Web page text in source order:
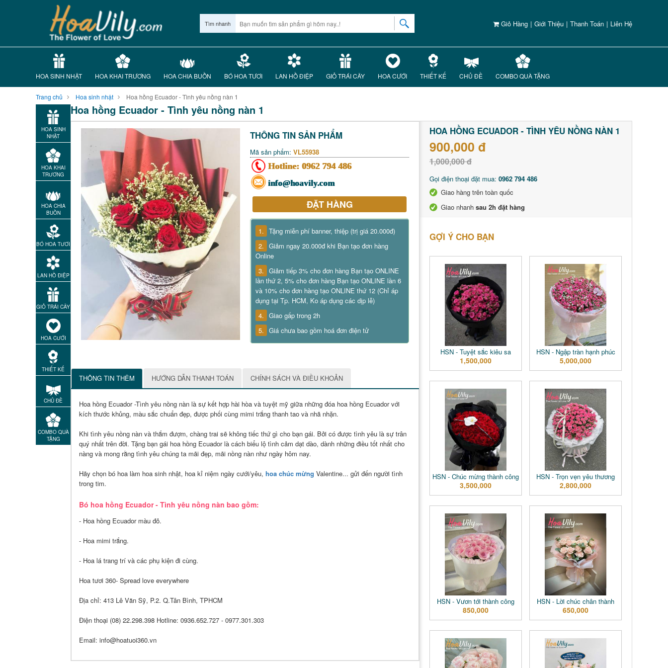
Giỏ Hàng | Giới Thiệu | Thanh Toán | Liên Hệ
Tìm nhanh
HOA SINH NHẬT HOA KHAI TRƯƠNG HOA CHIA BUỒN BÓ HOA TƯƠI LAN HỒ ĐIỆP GIỎ TRÁI CÂY HOA CƯỚI THIẾT KẾ CHỦ ĐỀ COMBO QUÀ TẶNG
Trang chủ Hoa sinh nhật Hoa hồng Ecuador - Tình yêu nồng nàn 1
HOA SINH
NHẬT
HOA KHAI
TRƯƠNG
HOA CHIA
BUỒN
BÓ HOA TƯƠI
LAN HỒ ĐIỆP
GIỎ TRÁI CÂY
HOA CƯỚI
THIẾT KẾ
CHỦ ĐỀ
COMBO QUÀ
TẶNG
Hoa hồng Ecuador - Tình yêu nồng nàn 1
THÔNG TIN SẢN PHẨM
Mã sản phẩm: VL55938
Hotline: 0962 794 486
info@hoavily.com
ĐẶT HÀNG
1. Tặng miễn phí banner, thiệp (trị giá 20.000đ)
2. Giảm ngay 20.000đ khi Bạn tạo đơn hàng
Online
3. Giảm tiếp 3% cho đơn hàng Bạn tạo ONLINE
lần thứ 2, 5% cho đơn hàng Bạn tạo ONLINE lần 6
và 10% cho đơn hàng tạo ONLINE thứ 12 (Chỉ áp
dụng tại Tp. HCM, Ko áp dụng các dịp lễ)
4. Giao gấp trong 2h
5. Giá chưa bao gồm hoá đơn điện tử
THÔNG TIN THÊM HƯỚNG DẪN THANH TOÁN CHÍNH SÁCH VÀ ĐIỀU KHOẢN
Hoa hồng Ecuador -Tình yêu nồng nàn là sự kết hợp hài hòa và tuyệt mỹ giữa những đóa hoa hồng Ecuador với
kích thước khủng, màu sắc chuẩn đẹp, được phối cùng mimi trắng thanh tao và nhã nhặn.
Khi tình yêu nồng nàn và thắm đượm, chàng trai sẽ không tiếc thứ gì cho bạn gái. Bởi có được tình yêu là sự trân
quý nhất trên đời. Tặng bạn gái hoa hồng Ecuador là cách biểu lộ tình cảm dạt dào, dành những điều tốt nhất cho
nàng và mong rằng tình yêu chúng ta mãi đẹp, mãi nồng nàn như ngày hôm nay.
Hãy chọn bó hoa làm hoa sinh nhật, hoa kỉ niệm ngày cưới/yêu, hoa chúc mừng Valentine... gửi đến người tình
trong tim.
Bó hoa hồng Ecuador - Tình yêu nồng nàn bao gồm:
- Hoa hồng Ecuador màu đỏ.
- Hoa mimi trắng.
- Hoa lá trang trí và các phụ kiện đi cùng.
Hoa tươi 360- Spread love everywhere
Địa chỉ: 413 Lê Văn Sỹ, P.2. Q.Tân Bình, TPHCM
Điện thoại (08) 22.298.398 Hotline: 0936.652.727 - 0977.301.303
Email: info@hoatuoi360.vn
HOA HỒNG ECUADOR - TÌNH YÊU NỒNG NÀN 1
900,000 đ
1,000,000 đ
Gọi điện thoại đặt mua: 0962 794 486
Giao hàng trên toàn quốc
Giao nhanh sau 2h đặt hàng
GỢI Ý CHO BẠN
HSN - Tuyệt sắc kiêu sa
1,500,000
HSN - Ngập tràn hạnh phúc
5,000,000
HSN - Chúc mừng thành công
3,500,000
HSN - Trọn vẹn yêu thương
2,800,000
HSN - Vươn tới thành công
850,000
HSN - Lời chúc chân thành
650,000